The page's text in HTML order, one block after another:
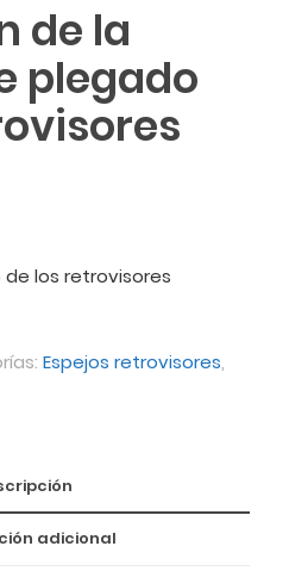
de la
plegado
los retrovisores
Espejos retrovisores,
adicional